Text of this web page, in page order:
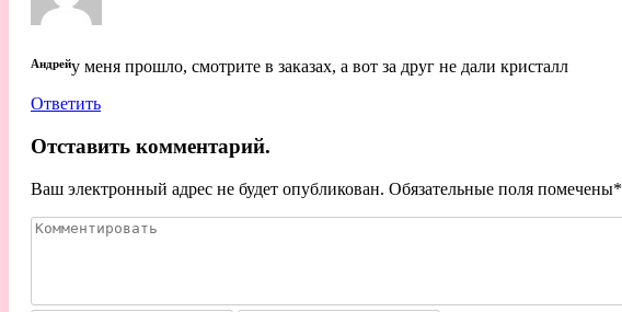
Андрейу меня прошло, смотрите в заказах, а вот за друг не дали кристалл
Ответить
Отставить комментарий.
Ваш электронный адрес не будет опубликован. Обязательные поля помечены*